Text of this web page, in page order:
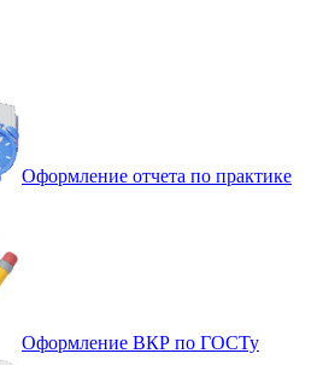
Оформление отчета по практике
Оформление ВКР по ГОСТу